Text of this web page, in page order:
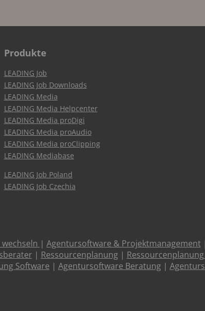
Produkte
LEADING Job
LEADING Job Downloads
LEADING Media
LEADING Media Helpcenter
LEADING Media proDigi
LEADING Media proAudio
LEADING Media proClipping
LEADING Mediabase
LEADING Job Poland
LEADING Job Czechia
| Agentursoftware & Projektmanagement|
| Ressourcenplanung|
Software | Agentursoftware Beratung|